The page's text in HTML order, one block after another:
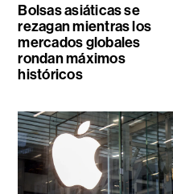
Bolsas asiáticas se
rezagan mientras los
mercados globales
rondan máximos
históricos